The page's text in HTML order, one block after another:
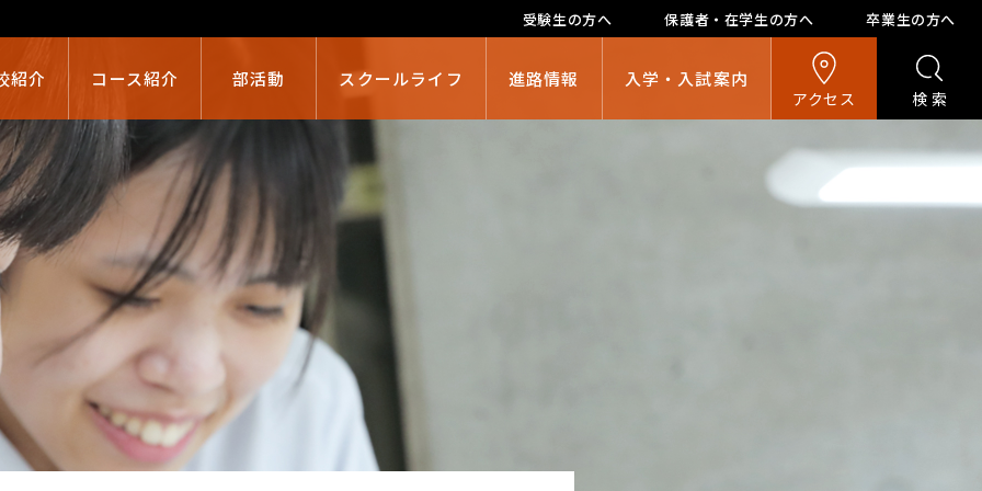
アクセス 検索
紹介 コース紹介 部活動 スクールライフ 進路情報 入学・入試案内
受験生の方へ 保護者・在学生の方へ 卒業生の方へ